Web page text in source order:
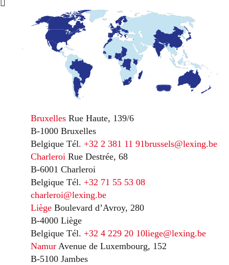
Bruxelles Rue Haute, 139/6
B-1000 Bruxelles
Belgique Tél. +32 2 381 11 91brussels@lexing.be
Charleroi Rue Destrée, 68
B-6001 Charleroi
Belgique Tél. +32 71 55 53 08
charleroi@lexing.be
Liège Boulevard d’Avroy, 280
B-4000 Liège
Belgique Tél. +32 4 229 20 10liege@lexing.be
Namur Avenue de Luxembourg, 152
B-5100 Jambes